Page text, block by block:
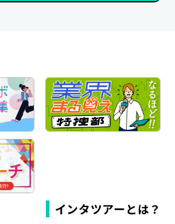
インタツアーとは？